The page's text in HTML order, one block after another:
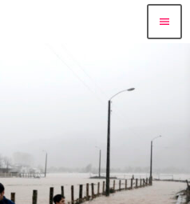
menu